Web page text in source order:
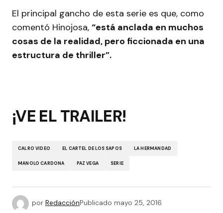
El principal gancho de esta serie es que, como
comentó Hinojosa, “está anclada en muchos
cosas de la realidad, pero ficcionada en una
estructura de thriller”.
¡VE EL TRAILER!
CALRO VIDEO EL CARTEL DE LOS SAPOS LA HERMANDAD
MANOLO CARDONA PAZ VEGA SERIE
por RedacciónPublicado mayo 25, 2016